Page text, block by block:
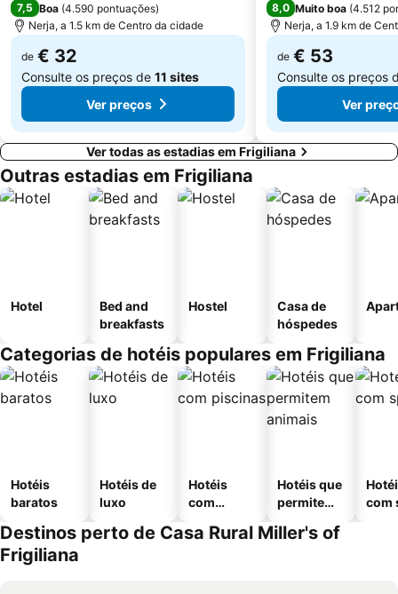
7,5 Boa (4.590 pontuações)
Nerja, a 1.5 km de Centro da cidade
de € 32
Consulte os preços de 11 sites
Ver preços
8,0 Muito boa (4.512
Nerja, a 1.9 km de
de € 53
Consulte os preços
Ver
Ver todas as estadias em Frigiliana
Outras estadias em Frigiliana
Hotel
Bed and
breakfasts
Hostel
Casa de
hóspedes
Categorias de hotéis populares em Frigiliana
Hotéis
baratos
Hotéis de
luxo
Hotéis
com
Hotéis que
permitem
com
Destinos perto de Casa Rural Miller's of
Frigiliana